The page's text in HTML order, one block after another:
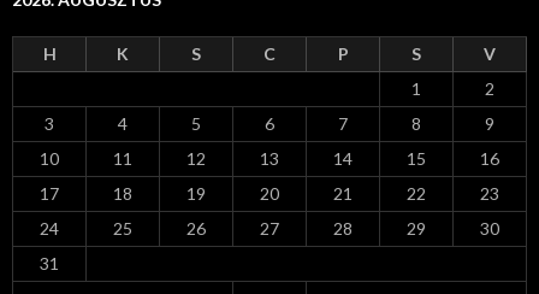
H K S C P S
V
1
2
3
4 5 6 7 8
9
10
11 12 13 14 15
16
17
18 19 20 21 22
23
24
25 26 27 28 29
30
31